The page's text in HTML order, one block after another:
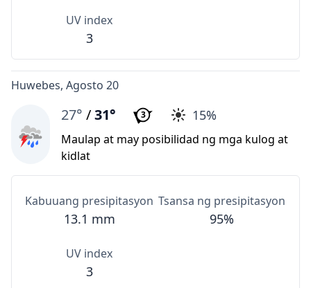
UV index
3
Huwebes, Agosto 20
27° /31° 3 15%
Maulap at may posibilidad ng mga kulog at
kidlat
Kabuuang presipitasyon
13.1 mm
Tsansa ng presipitasyon
95%
UV index
3